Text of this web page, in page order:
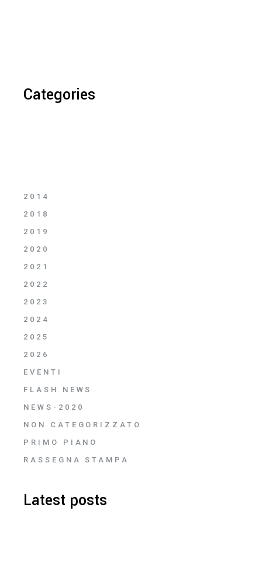
Categories
2014
2018
2019
2020
2021
2022
2023
2024
2025
2026
EVENTI
FLASH NEWS
NEWS-2020
NON CATEGORIZZATO
PRIMO PIANO
RASSEGNA STAMPA
Latest posts